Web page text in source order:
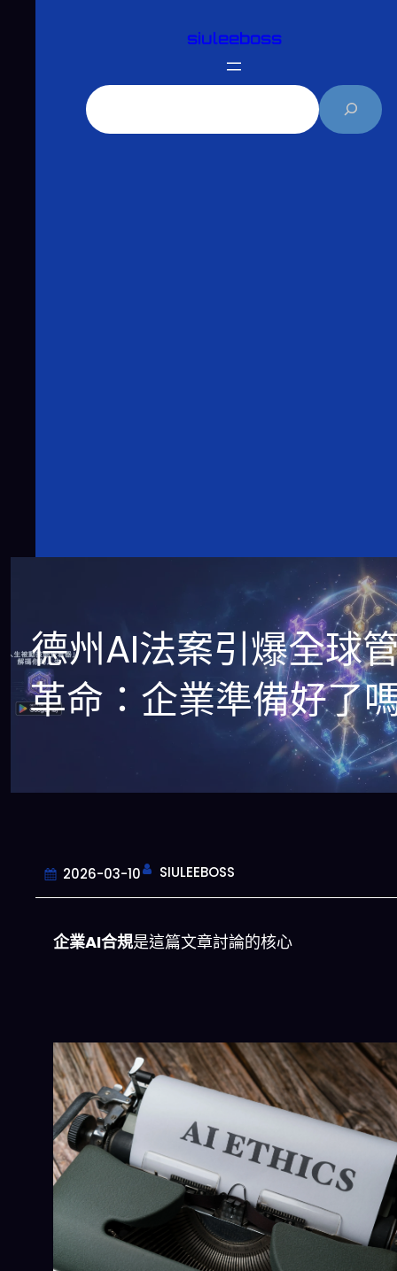
siuleeboss
德州AI法案引爆全球
革命：企業準備好了
2026-03-10 SIULEEBOSS
企業AI合規是這篇文章討論的核心